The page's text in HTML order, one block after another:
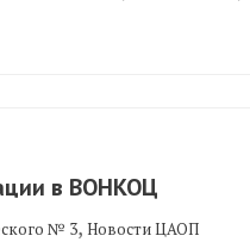
в ВОНКОЦ
№ 3, Новости ЦАОП